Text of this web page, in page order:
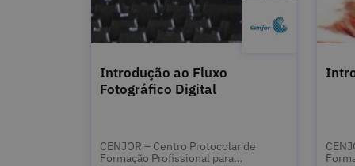
Introdução ao Fluxo
Fotográfico Digital
CENJOR – Centro Protocolar de
Formação Profissional para